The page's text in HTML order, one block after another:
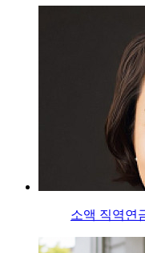
소액 직역연